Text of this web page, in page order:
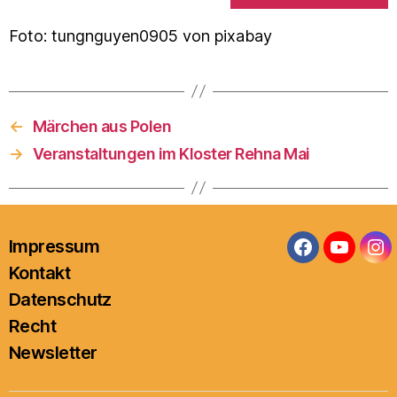
Foto: tungnguyen0905 von pixabay
←
Märchen aus Polen
→ Veranstaltungen im Kloster Rehna Mai
Impressum
Kontakt
Datenschutz
Recht
Newsletter
Facebook